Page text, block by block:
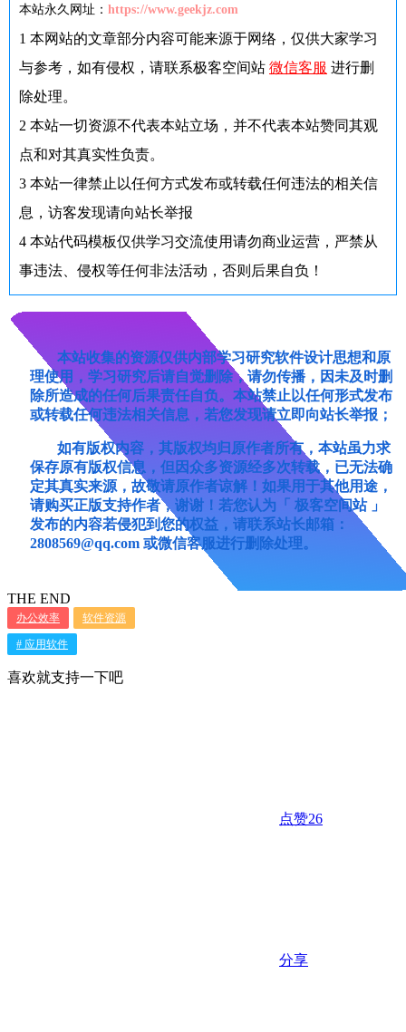
本站永久网址： https://www.geekjz.com
1 本网站的文章部分内容可能来源于网络，仅供大家学习
与参考，如有侵权，请联系极客空间站 微信客服 进行删
除处理。
2 本站一切资源不代表本站立场，并不代表本站赞同其观
点和对其真实性负责。
3 本站一律禁止以任何方式发布或转载任何违法的相关信
息，访客发现请向站长举报
4 本站代码模板仅供学习交流使用请勿商业运营，严禁从
事违法、侵权等任何非法活动，否则后果自负！
本站收集的资源仅供内部学习研究软件设计思想和原
理使用，学习研究后请自觉删除，请勿传播，因未及时删
除所造成的任何后果责任自负。本站禁止以任何形式发布
或转载任何违法相关信息，若您发现请立即向站长举报；
如有版权内容，其版权均归原作者所有，本站虽力求
保存原有版权信息，但因众多资源经多次转载，已无法确
定其真实来源，故敬请原作者谅解！如果用于其他用途，
请购买正版支持作者，谢谢！若您认为「 极客空间站 」
发布的内容若侵犯到您的权益，请联系站长邮箱：
2808569@qq.com 或微信客服进行删除处理。
THE END
办公效率 软件资源
# 应用软件
喜欢就支持一下吧
点赞26
分享